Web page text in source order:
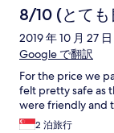
8/10 (とても
2019 年 10 月 27 日
Google で翻訳
For the price we
felt pretty safe as
were friendly and
2 泊旅行